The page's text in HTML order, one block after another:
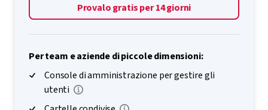
Provalo gratis per 14 giorni
Per team e aziende di piccole dimensioni:
Console di amministrazione per gestire gli
utenti